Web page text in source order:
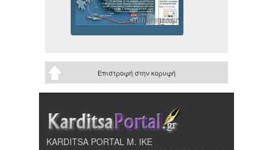
Επιστροφή στην κορυφή
KARDITSA PORTAL Μ. ΙΚΕ